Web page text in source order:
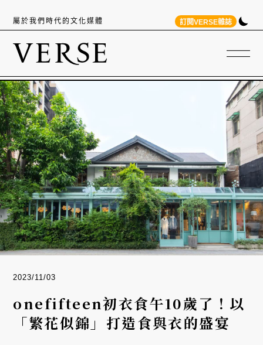
屬於我們時代的文化媒體 訂閱VERSE雜誌
2023/11/03
onefifteen初衣食午10歲了！以
「繁花似錦」打造食與衣的盛宴